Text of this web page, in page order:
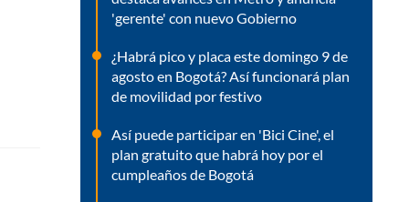
'gerente' con nuevo Gobierno
¿Habrá pico y placa este domingo 9 de
agosto en Bogotá? Así funcionará plan
de movilidad por festivo
Así puede participar en 'Bici Cine', el
plan gratuito que habrá hoy por el
cumpleaños de Bogotá